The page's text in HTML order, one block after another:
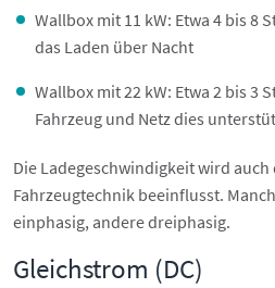
Wallbox mit 11 kW: Etwa 4 bis 8
das Laden über Nacht
Wallbox mit 22 kW: Etwa 2 bis 3
Fahrzeug und Netz dies
Die Ladegeschwindigkeit wird
Fahrzeugtechnik beeinflusst.
einphasig, andere dreiphasig.
Gleichstrom (DC)